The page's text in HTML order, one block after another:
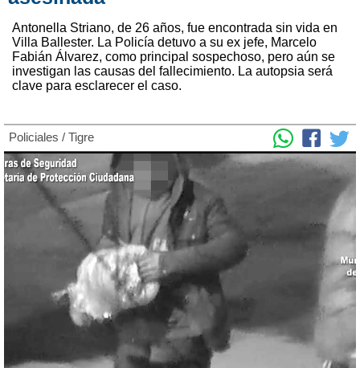
Antonella Striano, de 26 años, fue encontrada sin vida en
Villa Ballester. La Policía detuvo a su ex jefe, Marcelo
Fabián Álvarez, como principal sospechoso, pero aún se
investigan las causas del fallecimiento. La autopsia será
clave para esclarecer el caso.
Policiales / Tigre